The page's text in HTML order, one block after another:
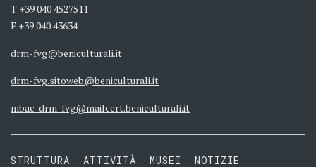
T +39 040 4527511
F +39 040 43634
drm-fvg@beniculturali.it
drm-fvg.sitoweb@beniculturali.it
mbac-drm-fvg@mailcert.beniculturali.it
STRUTTURA ATTIVITÀ MUSEI NOTIZIE